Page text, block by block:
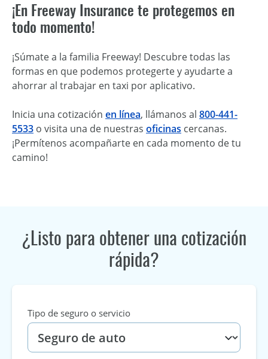
¡En Freeway Insurance te protegemos en
todo momento!
¡Súmate a la familia Freeway! Descubre todas las
formas en que podemos protegerte y ayudarte a
ahorrar al trabajar en taxi por aplicativo.
Inicia una cotización en línea, llámanos al 800-441-
5533 o visita una de nuestras oficinas cercanas.
¡Permítenos acompañarte en cada momento de tu
camino!
¿Listo para obtener una cotización
rápida?
Tipo de seguro o servicio